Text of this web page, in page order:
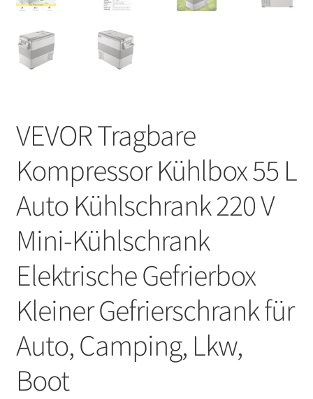
VEVOR Tragbare
Kompressor Kühlbox 55 L
Auto Kühlschrank 220 V
Mini-Kühlschrank
Elektrische Gefrierbox
Kleiner Gefrierschrank für
Auto, Camping, Lkw,
Boot